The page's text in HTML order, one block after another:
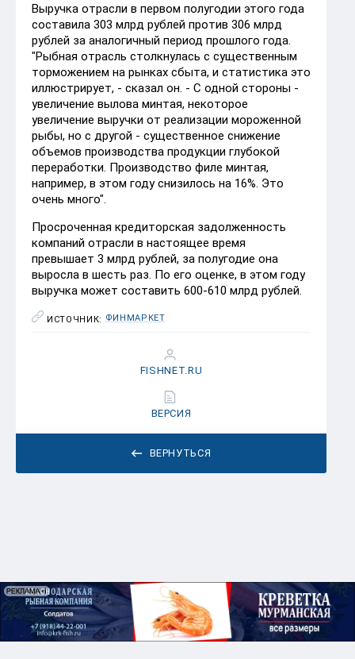
Выручка отрасли в первом полугодии этого года
составила 303 млрд рублей против 306 млрд
рублей за аналогичный период прошлого года.
"Рыбная отрасль столкнулась с существенным
торможением на рынках сбыта, и статистика это
иллюстрирует, - сказал он. - С одной стороны -
увеличение вылова минтая, некоторое
увеличение выручки от реализации мороженной
рыбы, но с другой - существенное снижение
объемов производства продукции глубокой
переработки. Производство филе минтая,
например, в этом году снизилось на 16%. Это
очень много".
Просроченная кредиторская задолженность
компаний отрасли в настоящее время
превышает 3 млрд рублей, за полугодие она
выросла в шесть раз. По его оценке, в этом году
выручка может составить 600-610 млрд рублей.
ИСТОЧНИК: ФИНМАРКЕТ
ВЕРНУТЬСЯ
FISHNET.RU
ВЕРСИЯ